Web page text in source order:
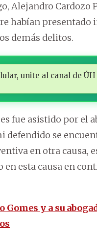
Alejandro Cardozo
habían
demás delitos.
unite al canal de
fue asistido por el
defendido se
en otra causa,
esta causa en
y a su